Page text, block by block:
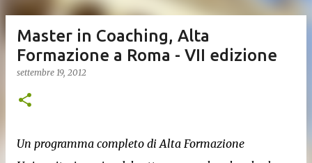
Master in Coaching, Alta
Formazione a Roma - VII edizione
settembre 19, 2012
Un programma completo di Alta Formazione